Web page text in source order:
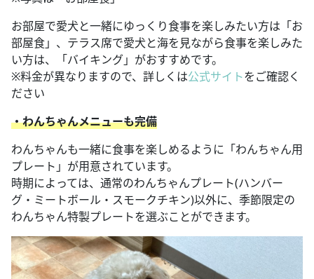
お部屋で愛犬と一緒にゆっくり食事を楽しみたい方は「お
部屋食」、テラス席で愛犬と海を見ながら食事を楽しみた
い方は、「バイキング」がおすすめです。
※料金が異なりますので、詳しくは公式サイトをご確認く
ださい
・わんちゃんメニューも完備
わんちゃんも一緒に食事を楽しめるように「わんちゃん用
プレート」が用意されています。
時期によっては、通常のわんちゃんプレート(ハンバー
グ・ミートボール・スモークチキン)以外に、季節限定の
わんちゃん特製プレートを選ぶことができます。